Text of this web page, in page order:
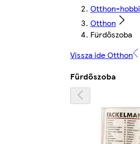
Otthon-hobbi
Otthon
Fürdőszoba
Vissza ide Otthon
Fürdőszoba